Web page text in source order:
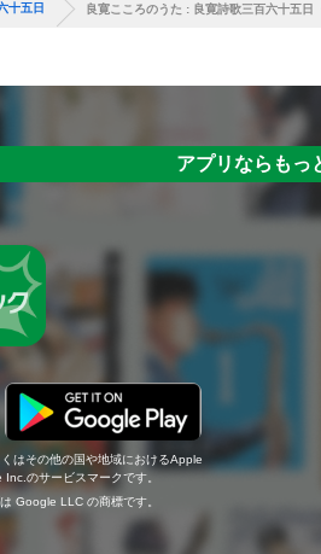
十五日 良寛こころのうた : 良寛詩歌三百六十五日
アプリならもっ
はその他の国や地域におけるApple
のサービスマークです。
Google LLC の商標です。